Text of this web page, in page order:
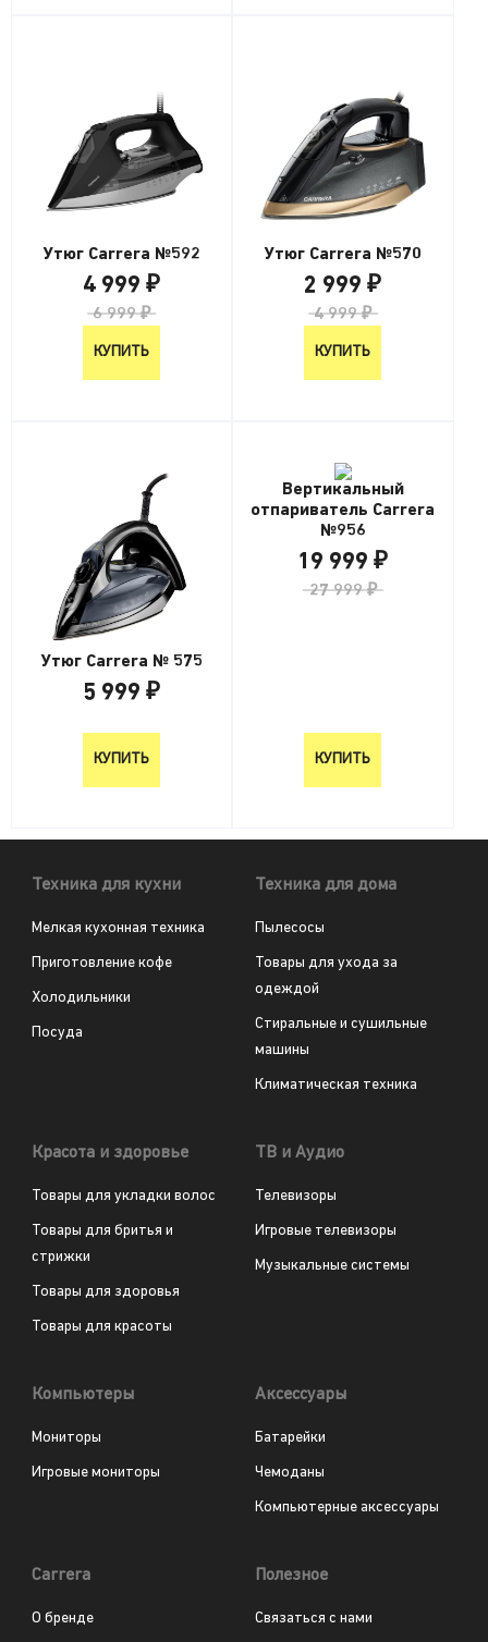
Утюг Carrera №592
4 999 ₽
6 999 ₽
КУПИТЬ
Утюг Carrera №570
2 999 ₽
4 999 ₽
КУПИТЬ
Утюг Carrera № 575
5 999 ₽
КУПИТЬ
Вертикальный
отпариватель Carrera
№956
19 999 ₽
27 999 ₽
КУПИТЬ
Техника для кухни
Мелкая кухонная техника
Приготовление кофе
Холодильники
Посуда
Техника для дома
Пылесосы
Товары для ухода за
одеждой
Стиральные и сушильные
машины
Климатическая техника
Красота и здоровье
Товары для укладки волос
Товары для бритья и
стрижки
Товары для здоровья
Товары для красоты
ТВ и Аудио
Телевизоры
Игровые телевизоры
Музыкальные системы
Компьютеры
Мониторы
Игровые мониторы
Аксессуары
Батарейки
Чемоданы
Компьютерные аксессуары
Carrera
О бренде
Полезное
Связаться с нами